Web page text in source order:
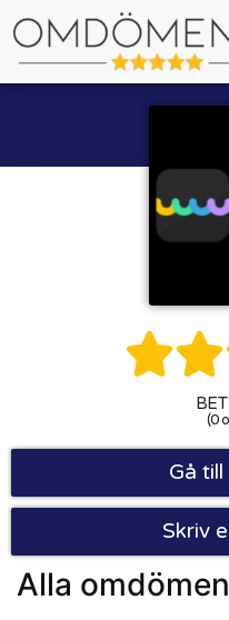

(0
Gå
Skriv
Alla omdömen